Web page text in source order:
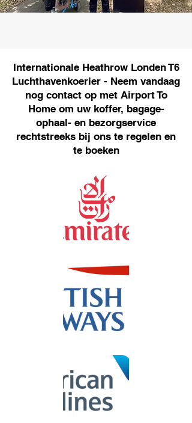
Internationale Heathrow Londen T6
Luchthavenkoerier - Neem vandaag
nog contact op met Airport To
Home om uw koffer, bagage-
ophaal- en bezorgservice
rechtstreeks bij ons te regelen en
te boeken